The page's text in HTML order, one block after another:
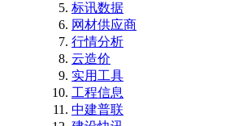
标讯数据
网材供应商
行情分析
云造价
实用工具
工程信息
中建普联